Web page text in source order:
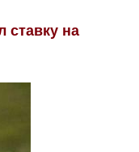
ставку на